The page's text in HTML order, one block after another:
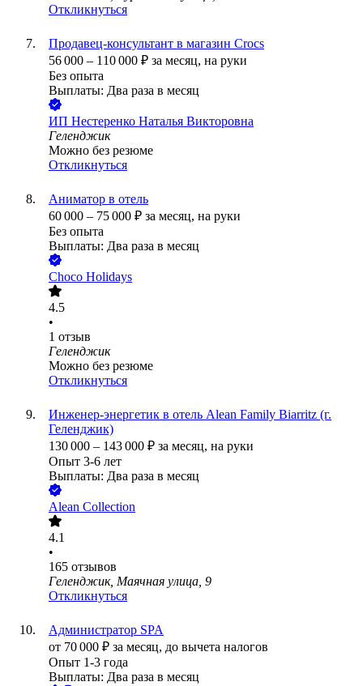
Откликнуться
Продавец-консультант в магазин Crocs
56 000 – 110 000 ₽ за месяц, на руки
Без опыта
Выплаты: Два раза в месяц
ИП Нестеренко Наталья Викторовна
Геленджик
Можно без резюме
Откликнуться
Аниматор в отель
60 000 – 75 000 ₽ за месяц, на руки
Без опыта
Выплаты: Два раза в месяц
Choco Holidays
4.5
•
1 отзыв
Геленджик
Можно без резюме
Откликнуться
Инженер-энергетик в отель Alean Family Biarritz (г.
Геленджик)
130 000 – 143 000 ₽ за месяц, на руки
Опыт 3-6 лет
Выплаты: Два раза в месяц
Alean Collection
4.1
•
165 отзывов
Геленджик, Маячная улица, 9
Откликнуться
Администратор SPA
от 70 000 ₽ за месяц, до вычета налогов
Опыт 1-3 года
Выплаты: Два раза в месяц